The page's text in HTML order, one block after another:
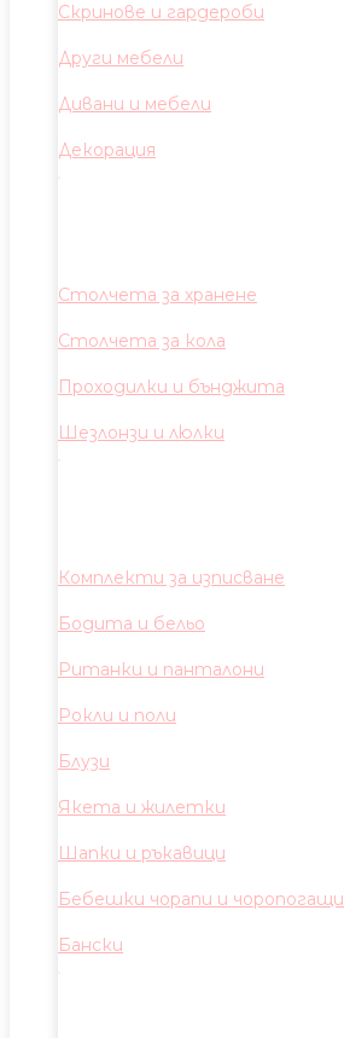
Скринове и гардероби
Други мебели
Дивани и мебели
Декорация
Столчета за хранене
Столчета за кола
Проходилки и бънджита
Шезлонзи и люлки
Комплекти за изписване
Бодита и бельо
Ританки и панталони
Рокли и поли
Блузи
Якета и жилетки
Шапки и ръкавици
Бебешки чорапи и чоропогащи
Бански